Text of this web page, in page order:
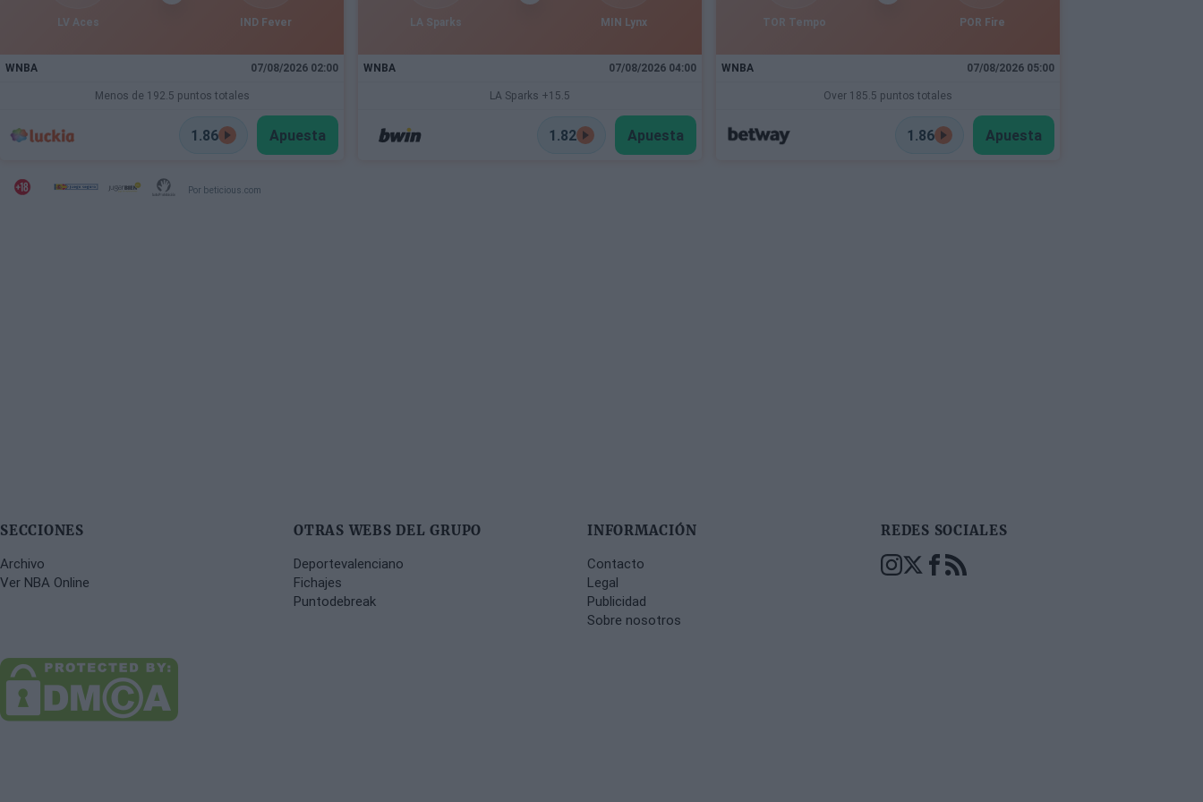
LV Aces IND Fever
WNBA 07/08/2026 02:00
Menos de 192.5 puntos totales
1.86 Apuesta
LA Sparks MIN Lynx
WNBA 07/08/2026 04:00
LA Sparks +15.5
1.82 Apuesta
TOR Tempo POR Fire
WNBA 07/08/2026 05:00
Over 185.5 puntos totales
1.86 Apuesta
Por beticious.com
SECCIONES
Archivo
Ver NBA Online
OTRAS WEBS DEL GRUPO
Deportevalenciano
Fichajes
Puntodebreak
INFORMACIÓN
Contacto
Legal
Publicidad
Sobre nosotros
REDES SOCIALES